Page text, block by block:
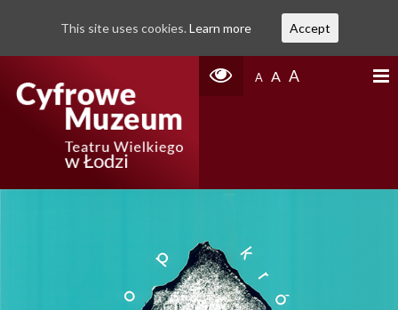
A A A
This site uses cookies. Learn more Accept